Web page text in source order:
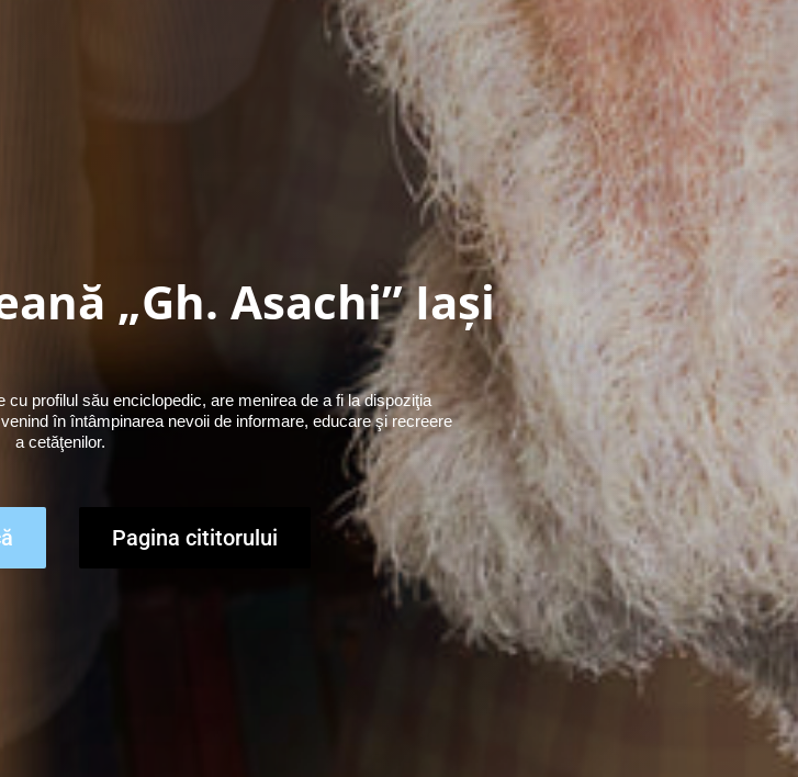
„Gh. Asachi” Iaşi
profilul său enciclopedic, are menirea de a fi la dispoziţia
în întâmpinarea nevoii de informare, educare şi recreere
a cetăţenilor.
Pagina cititorului